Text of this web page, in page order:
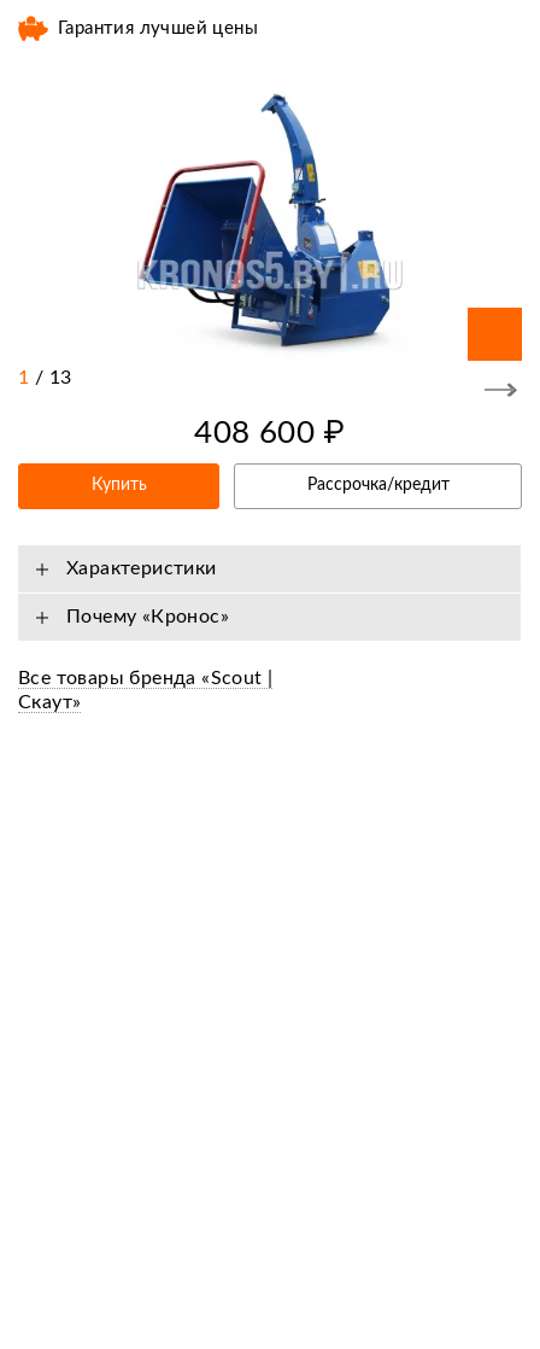
Гарантия лучшей цены
1 / 13
408 600 ₽
Купить Рассрочка/кредит
Характеристики
Почему «Кронос»
Все товары бренда «Scout |
Скаут»